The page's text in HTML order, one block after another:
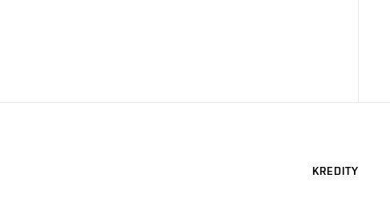
KREDITY